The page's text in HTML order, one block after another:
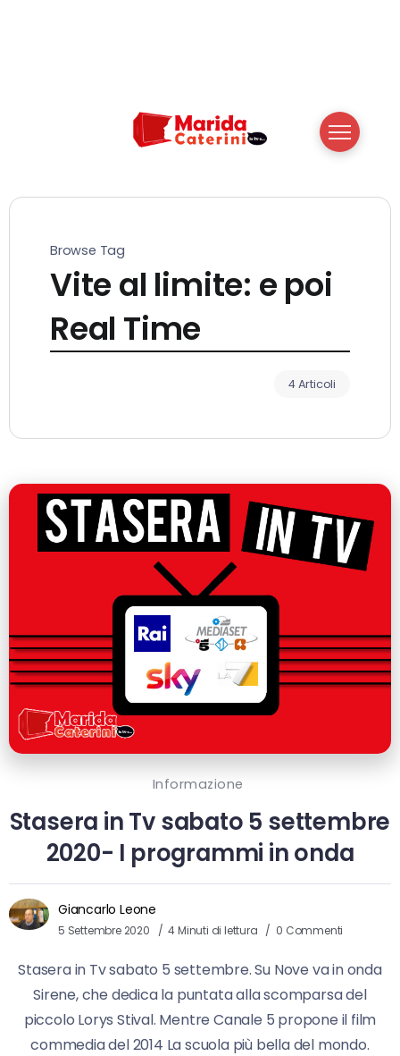
Browse Tag
Vite al limite: e poi
Real Time
4 Articoli
Informazione
Stasera in Tv sabato 5 settembre
2020- I programmi in onda
Giancarlo Leone
5 Settembre 2020 4 Minuti di lettura 0 Commenti
Stasera in Tv sabato 5 settembre. Su Nove va in onda
Sirene, che dedica la puntata alla scomparsa del
piccolo Lorys Stival. Mentre Canale 5 propone il film
commedia del 2014 La scuola più bella del mondo.